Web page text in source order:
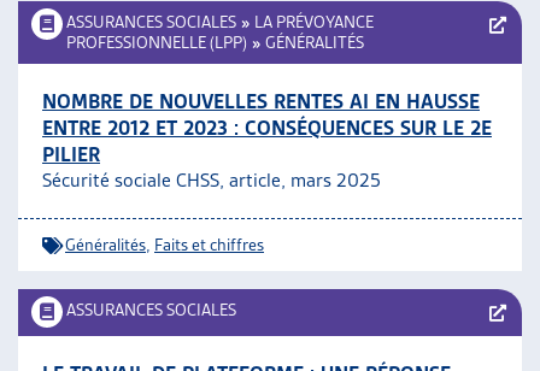
ASSURANCES SOCIALES » LA PRÉVOYANCE
PROFESSIONNELLE (LPP) » GÉNÉRALITÉS
NOMBRE DE NOUVELLES RENTES AI EN HAUSSE
ENTRE 2012 ET 2023 : CONSÉQUENCES SUR LE 2E
PILIER
Sécurité sociale CHSS, article, mars 2025
Généralités Faits et chiffres
ASSURANCES SOCIALES